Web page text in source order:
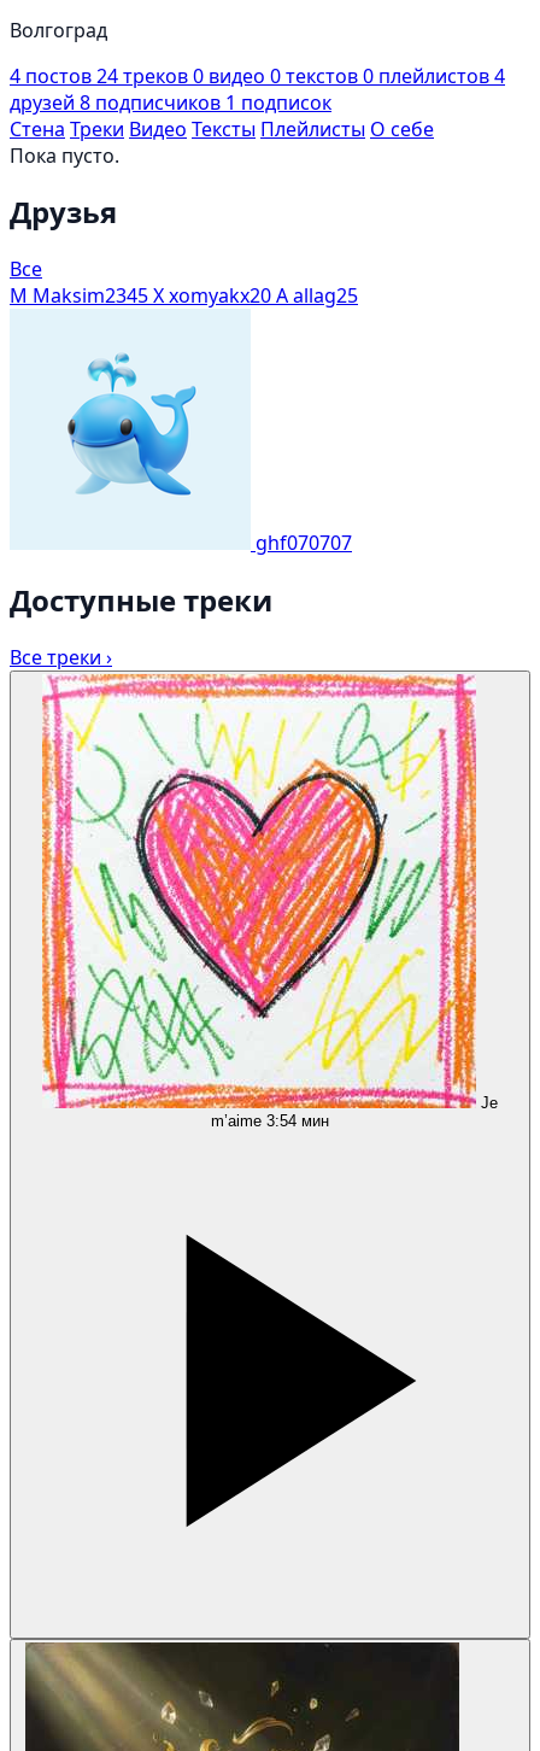
Волгоград
4 постов24треков0 видео 0текстов0 плейлистов4
друзей 8 подписчиков 1 подписок
Стена Треки Видео Тексты Плейлисты О себе
Пока пусто.
Друзья
Все
M Maksim2345Xxomyakx20Aallag25
ghf070707
Доступные треки
Все треки ›
Je
m’aime 3:54 мин